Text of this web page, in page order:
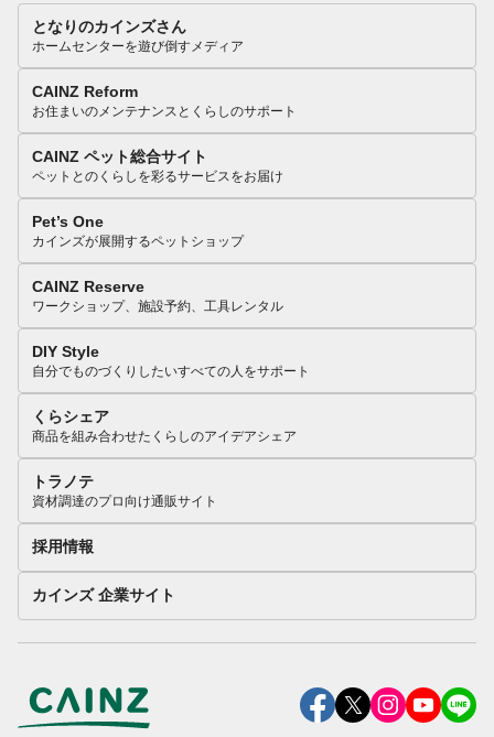
となりのカインズさん
ホームセンターを遊び倒すメディア
CAINZ Reform
お住まいのメンテナンスとくらしのサポート
CAINZ ペット総合サイト
ペットとのくらしを彩るサービスをお届け
Pet’s One
カインズが展開するペットショップ
CAINZ Reserve
ワークショップ、施設予約、工具レンタル
DIY Style
自分でものづくりしたいすべての人をサポート
くらシェア
商品を組み合わせたくらしのアイデアシェア
トラノテ
資材調達のプロ向け通販サイト
採用情報
カインズ 企業サイト